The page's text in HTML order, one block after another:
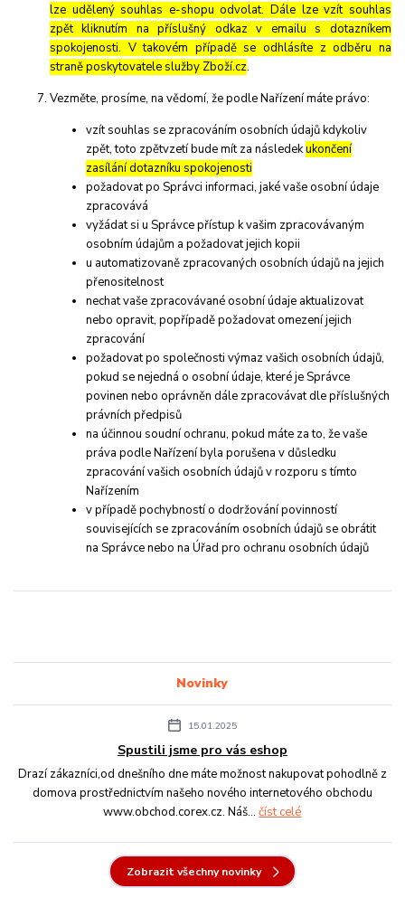
Novinky
15.01.2025
Spustili jsme pro vás eshop
Drazí zákazníci,od dnešního dne máte možnost nakupovat pohodlně z
domova prostřednictvím našeho nového internetového obchodu
www.obchod.corex.cz. Náš...číst celé
Zobrazit všechny novinky
lze udělený souhlas e-shopu odvolat. Dále lze vzít souhlas
zpět kliknutím na příslušný odkaz v emailu s dotazníkem
spokojenosti. V takovém případě se odhlásíte z odběru na
straně poskytovatele služby Zboží.cz.
Vezměte, prosíme, na vědomí, že podle Nařízení máte právo:
vzít souhlas se zpracováním osobních údajů kdykoliv
zpět, toto zpětvzetí bude mít za následekukončení
zasílání dotazníku spokojenosti
požadovat po Správci informaci, jaké vaše osobní údaje
zpracovává
vyžádat si u Správce přístup k vašim zpracovávaným
osobním údajům a požadovat jejich kopii
u automatizovaně zpracovaných osobních údajů na jejich
přenositelnost
nechat vaše zpracovávané osobní údaje aktualizovat
nebo opravit, popřípadě požadovat omezení jejich
zpracování
požadovat po společnosti výmaz vašich osobních údajů,
pokud se nejedná o osobní údaje, které je Správce
povinen nebo oprávněn dále zpracovávat dle příslušných
právních předpisů
na účinnou soudní ochranu, pokud máte za to, že vaše
práva podle Nařízení byla porušena v důsledku
zpracování vašich osobních údajů v rozporu s tímto
Nařízením
v případě pochybností o dodržování povinností
souvisejících se zpracováním osobních údajů se obrátit
na Správce nebo na Úřad pro ochranu osobních údajů